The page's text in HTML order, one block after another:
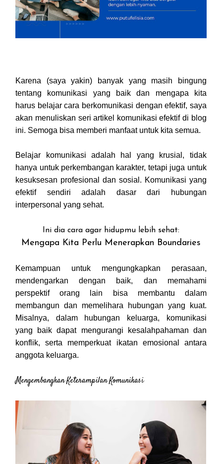
Karena (saya yakin) banyak yang masih bingung
tentang komunikasi yang baik dan mengapa kita
harus belajar cara berkomunikasi dengan efektif, saya
akan menuliskan seri artikel komunikasi efektif di blog
ini. Semoga bisa memberi manfaat untuk kita semua.
Belajar komunikasi adalah hal yang krusial, tidak
hanya untuk perkembangan karakter, tetapi juga untuk
kesuksesan profesional dan sosial. Komunikasi yang
efektif sendiri adalah dasar dari hubungan
interpersonal yang sehat.
Ini dia cara agar hidupmu lebih sehat:
Mengapa Kita Perlu Menerapkan Boundaries
Kemampuan untuk mengungkapkan perasaan,
mendengarkan dengan baik, dan memahami
perspektif orang lain bisa membantu dalam
membangun dan memelihara hubungan yang kuat.
Misalnya, dalam hubungan keluarga, komunikasi
yang baik dapat mengurangi kesalahpahaman dan
konflik, serta memperkuat ikatan emosional antara
anggota keluarga.
Mengembangkan Keterampilan Komunikasi